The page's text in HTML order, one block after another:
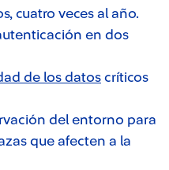
cuatro veces al año.
en dos
de los datos críticos
del entorno para
que afecten a la